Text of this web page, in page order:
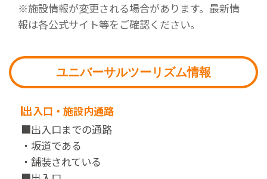
※施設情報が変更される場合があります。最新情
報は各公式サイト等をご確認ください。
ユニバーサルツーリズム情報
出入口・施設内通路
■出入口までの通路
・坂道である
・舗装されている